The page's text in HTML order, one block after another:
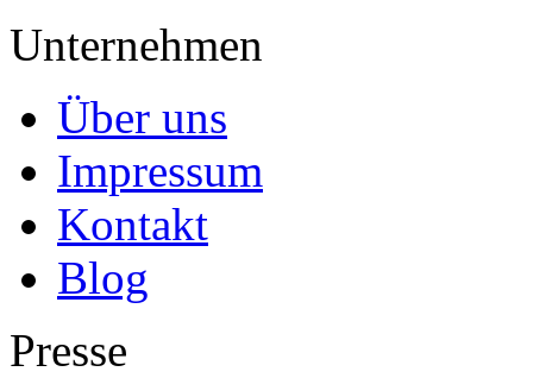
Unternehmen
Über uns
Impressum
Kontakt
Blog
Presse